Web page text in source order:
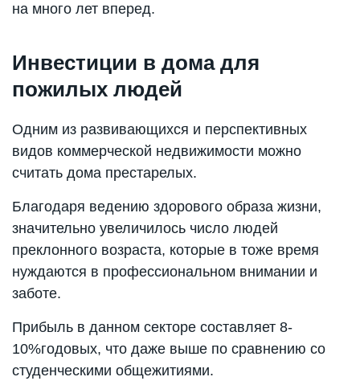
на много лет вперед.
Инвестиции в дома для
пожилых людей
Одним из развивающихся и перспективных
видов коммерческой недвижимости можно
считать дома престарелых.
Благодаря ведению здорового образа жизни,
значительно увеличилось число людей
преклонного возраста, которые в тоже время
нуждаются в профессиональном внимании и
заботе.
Прибыль в данном секторе составляет 8-
10%годовых, что даже выше по сравнению со
студенческими общежитиями.